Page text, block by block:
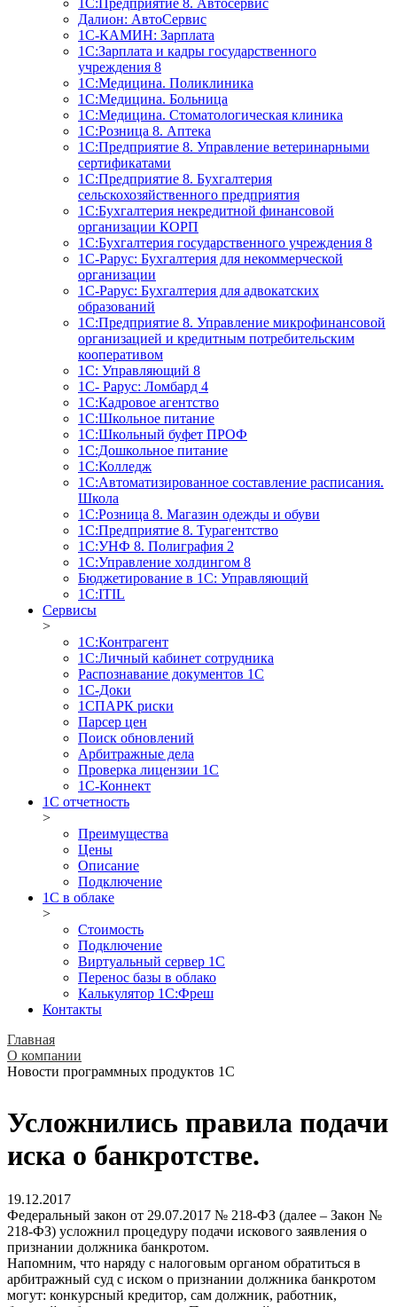
1C:Предприятие 8. Автосервис
Далион: АвтоСервис
1С-КАМИН: Зарплата
1С:Зарплата и кадры государственного
учреждения 8
1С:Медицина. Поликлиника
1С:Медицина. Больница
1С:Медицина. Стоматологическая клиника
1С:Розница 8. Аптека
1C:Предприятие 8. Управление ветеринарными
сертификатами
1С:Предприятие 8. Бухгалтерия
сельскохозяйственного предприятия
1C:Бухгалтерия некредитной финансовой
организации КОРП
1С:Бухгалтерия государственного учреждения 8
1С-Рарус: Бухгалтерия для некоммерческой
организации
1С-Рарус: Бухгалтерия для адвокатских
образований
1С:Предприятие 8. Управление микрофинансовой
организацией и кредитным потребительским
кооперативом
1С: Управляющий 8
1С- Рарус: Ломбард 4
1С:Кадровое агентство
1С:Школьное питание
1С:Школьный буфет ПРОФ
1C:Дошкольное питание
1С:Колледж
1С:Автоматизированное составление расписания.
Школа
1С:Розница 8. Магазин одежды и обуви
1С:Предприятие 8. Турагентство
1С:УНФ 8. Полиграфия 2
1С:Управление холдингом 8
Бюджетирование в 1С: Управляющий
1С:ITIL
Сервисы
>
1C:Контрагент
1С:Личный кабинет сотрудника
Распознавание документов 1С
1С-Доки
1CПАРК риски
Парсер цен
Поиск обновлений
Арбитражные дела
Проверка лицензии 1С
1С-Коннект
1C отчетность
>
Преимущества
Цены
Описание
Подключение
1С в облаке
>
Стоимость
Подключение
Виртуальный сервер 1С
Перенос базы в облако
Калькулятор 1С:Фреш
Контакты
Главная
О компании
Новости программных продуктов 1С
Усложнились правила подачи
иска о банкротстве.
19.12.2017
Федеральный закон от 29.07.2017 № 218-ФЗ (далее – Закон №
218-ФЗ) усложнил процедуру подачи искового заявления о
признании должника банкротом.
Напомним, что наряду с налоговым органом обратиться в
арбитражный суд с иском о признании должника банкротом
могут: конкурсный кредитор, сам должник, работник,